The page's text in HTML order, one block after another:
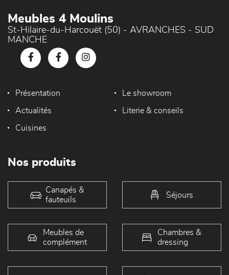
Meubles 4 Moulins
St-Hilaire-du-Harcouët (50) - AVRANCHES - SUD
MANCHE
Présentation Le showroom
Actualités Literie & conseils
Cuisines
Nos produits
Canapés &
fauteuils
Séjours
Meubles de
complément
Chambres &
dressing